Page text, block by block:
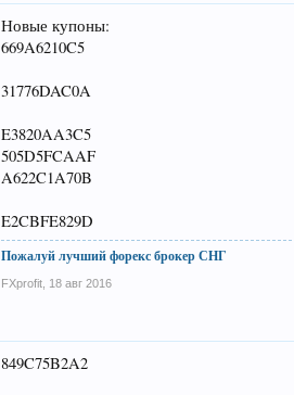
Новые купоны:
669A6210C5
31776DAC0A
E3820AA3C5
505D5FCAAF
A622C1A70B
E2CBFE829D
Пожалуй лучший форекс брокер СНГ
FXprofit 18 авг 2016
849C75B2A2